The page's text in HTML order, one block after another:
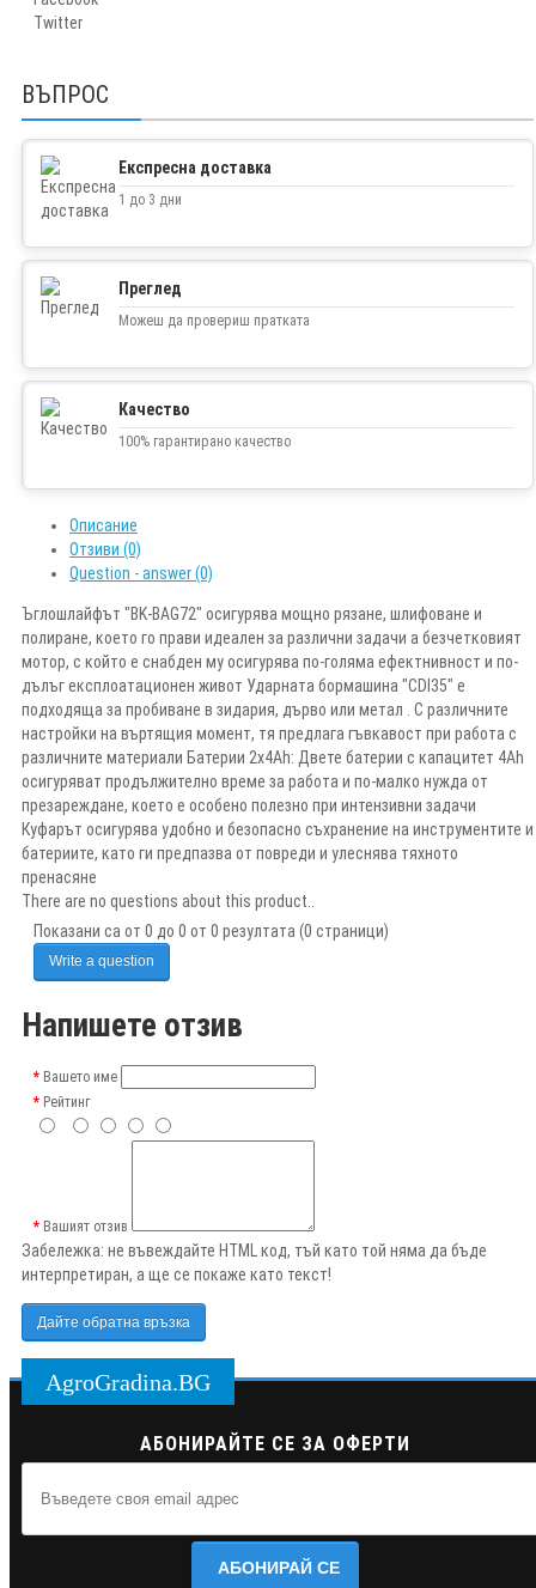
Twitter
ВЪПРОС
Експресна доставка
1 до 3 дни
Преглед
Можеш да провериш пратката
Качество
100% гарантирано качество
Описание
Отзиви (0)
Question - answer (0)
Ъглошлайфът "BK-BAG72" осигурява мощно рязане, шлифоване и
полиране, което го прави идеален за различни задачи а безчетковият
мотор, с който е снабден му осигурява по-голяма ефектнивност и по-
дълъг експлоатационен живот Ударната бормашина "CDI35" е
подходяща за пробиване в зидария, дърво или метал . С различните
настройки на въртящия момент, тя предлага гъвкавост при работа с
различните материали Батерии 2x4Ah: Двете батерии с капацитет 4Ah
осигуряват продължително време за работа и по-малко нужда от
презареждане, което е особено полезно при интензивни задачи
Куфарът осигурява удобно и безопасно съхранение на инструментите и
батериите, като ги предпазва от повреди и улеснява тяхното
пренасяне
There are no questions about this product..
Показани са от 0 до 0 от 0 резултата (0 страници)
Write a question
Напишете отзив
Вашето име
Рейтинг
Вашият отзив
Забележка: не въвеждайте HTML код, тъй като той няма да бъде
интерпретиран, а ще се покаже като текст!
Дайте обратна връзка
AgroGradina.BG
АБОНИРАЙТЕ СЕ ЗА ОФЕРТИ
АБОНИРАЙ СЕ